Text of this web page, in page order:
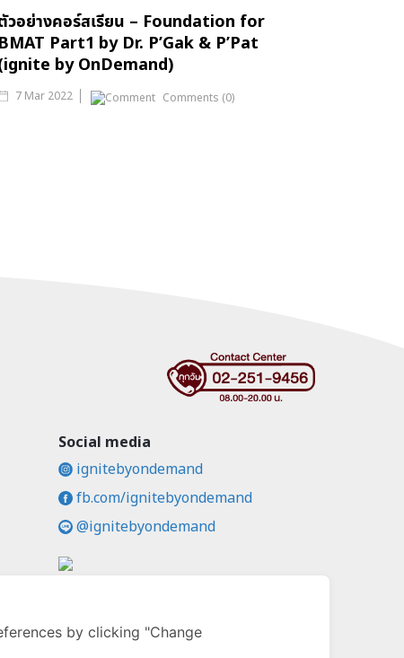
วอย่างคอร์สเรียน – Foundation for
BMAT Part1 by Dr. P’Gak & P’Pat
by OnDemand)
7 Mar 2022 Comments (0)
Social media
ignitebyondemand
fb.com/ignitebyondemand
@ignitebyondemand
by clicking "Change